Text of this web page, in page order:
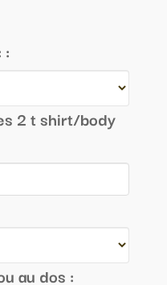
:
2 t shirt/body
au dos :